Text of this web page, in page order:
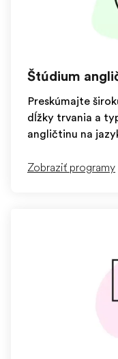
Štúdium
Preskúmajte
dĺžky trvania a
angličtinu na
Zobraziť programy